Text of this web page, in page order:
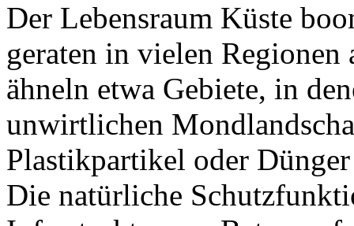
Der Lebensraum Küste
geraten in vielen
ähneln etwa Gebiete, in
unwirtlichen
Plastikpartikel oder
Die natürliche